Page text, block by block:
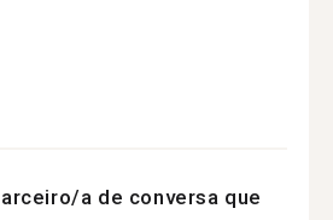
a de conversa que